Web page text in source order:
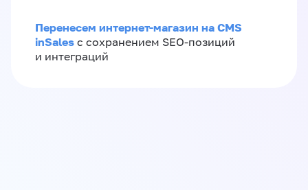
Перенесем интернет-магазин на CMS
inSales с сохранением SEO-позиций
и интеграций